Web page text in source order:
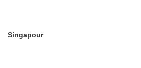
Singapour